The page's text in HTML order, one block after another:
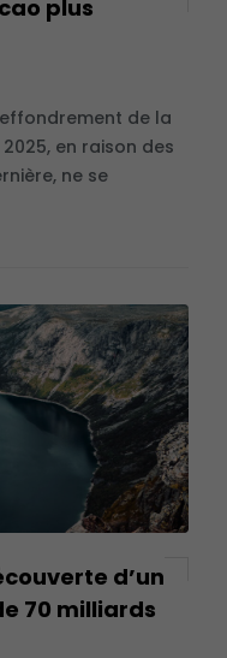
plus
de la
en raison des
ne se
d’un
70 milliards